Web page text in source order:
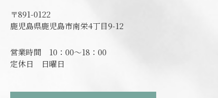
〒891-0122
鹿児島県鹿児島市南栄4丁目9-12
営業時間 10：00～18：00
定休日
日曜日